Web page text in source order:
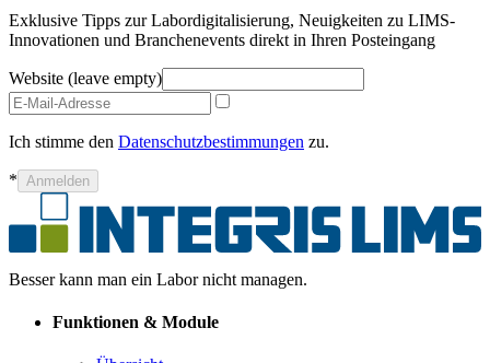
Exklusive Tipps zur Labordigitalisierung, Neuigkeiten zu LIMS-
Innovationen und Branchenevents direkt in Ihren Posteingang
Website (leave empty)
Ich stimme den Datenschutzbestimmungen zu.
* Anmelden
Besser kann man ein Labor nicht managen.
Funktionen & Module